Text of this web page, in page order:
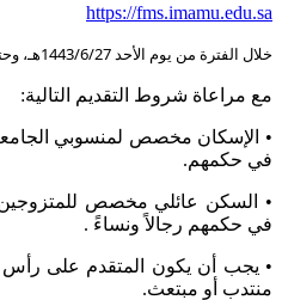
https://fms.imamu.edu.sa​​
خلال الفترة من يوم الأحد 1443/6/27هـ​، وحتى نهاية دوام يوم الأحد 1443/7/19هـ.
مع مراعاة شروط التقديم التالية:
• الإسكان مخصص لمنسوبي
في حكمهم.
• السكن عائلي مخصص
في حكمهم رجالاً ونساءً .
• يجب أن يكون المتقدم على رأس
منتدب أو مبتعث.